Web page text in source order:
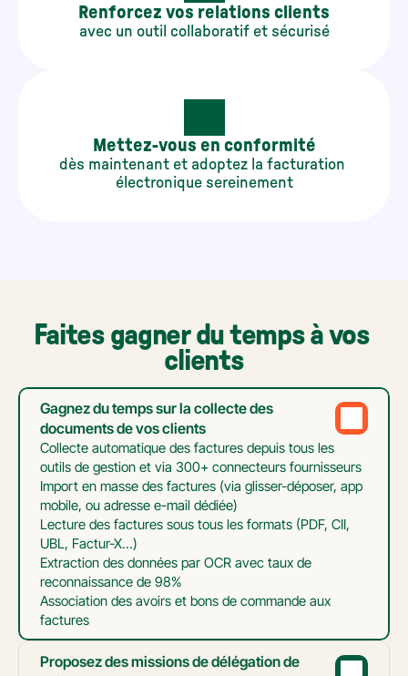
Renforcez vos relations clients
avec un outil collaboratif et sécurisé
Mettez-vous en conformité
dès maintenant et adoptez la facturation
électronique sereinement
Faites gagner du temps à vos
clients
Gagnez du temps sur la collecte des
documents de vos clients
Collecte automatique des factures depuis tous les
outils de gestion et via 300+ connecteurs fournisseurs
Import en masse des factures (via glisser-déposer, app
mobile, ou adresse e-mail dédiée)
Lecture des factures sous tous les formats (PDF, CII,
UBL, Factur-X…)
Extraction des données par OCR avec taux de
reconnaissance de 98%
Association des avoirs et bons de commande aux
factures
Proposez des missions de délégation de